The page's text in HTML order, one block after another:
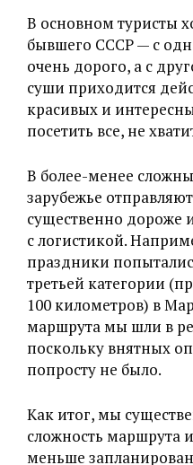
В основном туристы
бывшего СССР — с
очень дорого, а с
суши приходится
красивых и
посетить все, не
В более-менее
зарубежье
существенно дороже
с логистикой.
праздники
третьей категории
100 километров) в
маршрута мы шли в
поскольку внятных
попросту не было.
Как итог, мы
сложность маршрута
меньше